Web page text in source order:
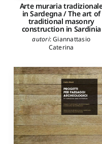
Arte muraria
in Sardegna / The art of
traditional masonry
construction in Sardinia
autori:Giannattasio
Caterina